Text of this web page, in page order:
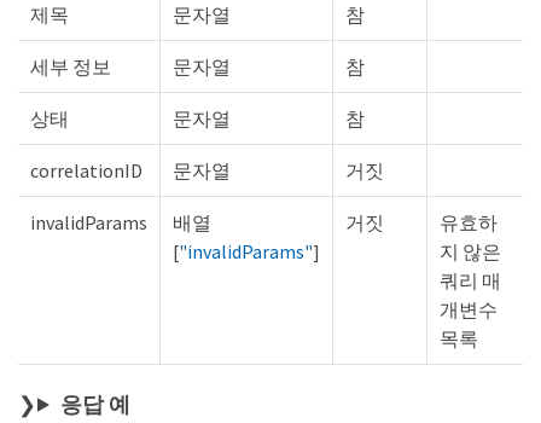
제목 문자열 참
세부 정보 문자열 참
상태 문자열 참
correlationID 문자열 거짓
invalidParams
배열
["invalidParams"]
거짓
유효하
지 않은
쿼리 매
개변수
목록
응답 예